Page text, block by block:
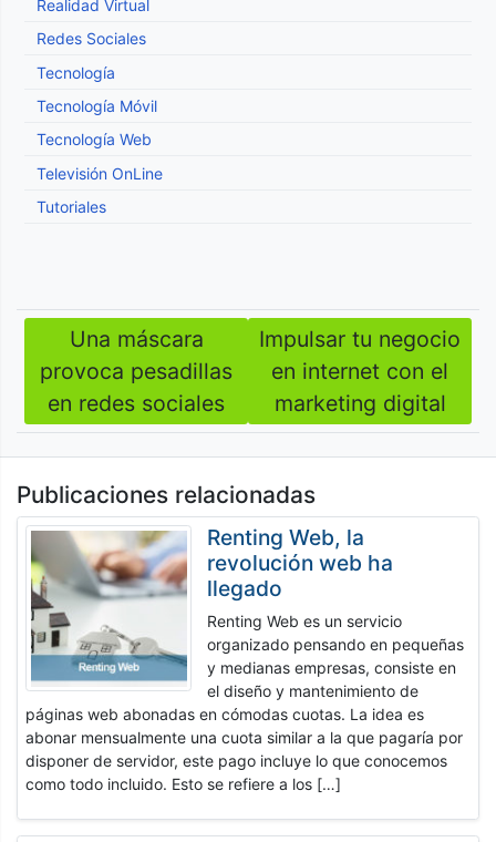
Realidad Virtual
Redes Sociales
Tecnología
Tecnología Móvil
Tecnología Web
Televisión OnLine
Tutoriales
Navegación
de
entradas
Una máscara
provoca pesadillas
en redes sociales
Impulsar tu negocio
en internet con el
marketing digital
Publicaciones relacionadas
Renting Web, la
revolución web ha
llegado
Renting Web es un servicio
organizado pensando en pequeñas
y medianas empresas, consiste en
el diseño y mantenimiento de
páginas web abonadas en cómodas cuotas. La idea es
abonar mensualmente una cuota similar a la que pagaría por
disponer de servidor, este pago incluye lo que conocemos
como todo incluido. Esto se refiere a los […]